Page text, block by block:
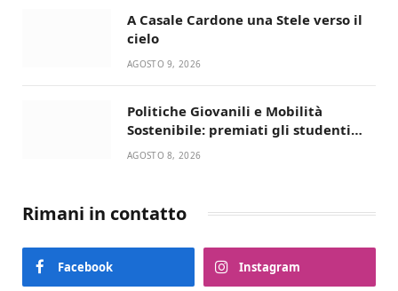
A Casale Cardone una Stele verso il
cielo
AGOSTO 9, 2026
Politiche Giovanili e Mobilità
Sostenibile: premiati gli studenti
universitari del bando “La strada
AGOSTO 8, 2026
Rimani in contatto
Facebook Instagram